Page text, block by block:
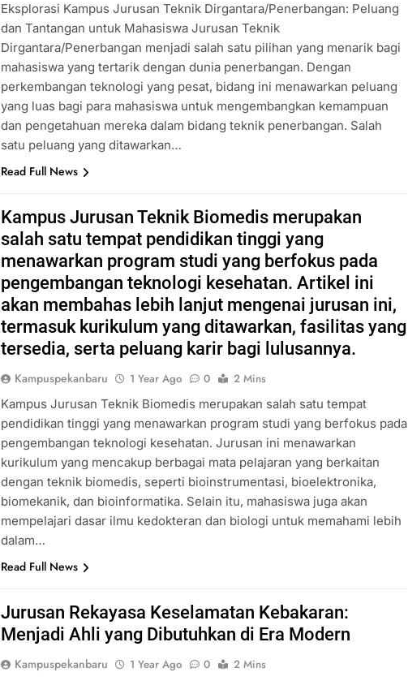
Eksplorasi Kampus Jurusan Teknik Dirgantara/Penerbangan: Peluang
dan Tantangan untuk Mahasiswa Jurusan Teknik
Dirgantara/Penerbangan menjadi salah satu pilihan yang menarik bagi
mahasiswa yang tertarik dengan dunia penerbangan. Dengan
perkembangan teknologi yang pesat, bidang ini menawarkan peluang
yang luas bagi para mahasiswa untuk mengembangkan kemampuan
dan pengetahuan mereka dalam bidang teknik penerbangan. Salah
satu peluang yang ditawarkan…
Read Full News
Kampus Jurusan Teknik Biomedis merupakan
salah satu tempat pendidikan tinggi yang
menawarkan program studi yang berfokus pada
pengembangan teknologi kesehatan. Artikel ini
akan membahas lebih lanjut mengenai jurusan ini,
termasuk kurikulum yang ditawarkan, fasilitas yang
tersedia, serta peluang karir bagi lulusannya.
Kampuspekanbaru 1 Year Ago 0
2 Mins
Kampus Jurusan Teknik Biomedis merupakan salah satu tempat
pendidikan tinggi yang menawarkan program studi yang berfokus pada
pengembangan teknologi kesehatan. Jurusan ini menawarkan
kurikulum yang mencakup berbagai mata pelajaran yang berkaitan
dengan teknik biomedis, seperti bioinstrumentasi, bioelektronika,
biomekanik, dan bioinformatika. Selain itu, mahasiswa juga akan
mempelajari dasar ilmu kedokteran dan biologi untuk memahami lebih
dalam…
Read Full News
Jurusan Rekayasa Keselamatan Kebakaran:
Menjadi Ahli yang Dibutuhkan di Era Modern
Kampuspekanbaru 1 Year Ago 0
2 Mins